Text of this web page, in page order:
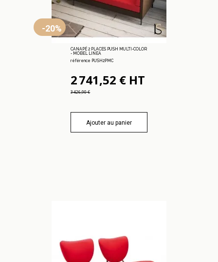
-20%
CANAPÉ 2 PLACES PUSH MULTI-COLOR
- MOBEL LINEA
référence PUSH2PMC
2 741,52 € HT
3 426,90 €
Ajouter au panier